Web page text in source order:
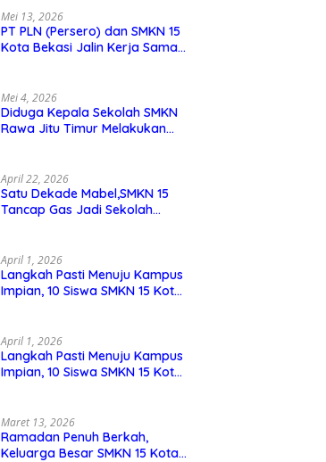
Mei 13, 2026
PT PLN (Persero) dan SMKN 15
Kota Bekasi Jalin Kerja Sama
Mei 4, 2026
Diduga Kepala Sekolah SMKN
Rawa Jitu Timur Melakukan
April 22, 2026
Satu Dekade Mabel,SMKN 15
Tancap Gas Jadi Sekolah
April 1, 2026
Langkah Pasti Menuju Kampus
Impian, 10 Siswa SMKN 15 Kota
April 1, 2026
Langkah Pasti Menuju Kampus
Impian, 10 Siswa SMKN 15 Kota
Maret 13, 2026
Ramadan Penuh Berkah,
Keluarga Besar SMKN 15 Kota